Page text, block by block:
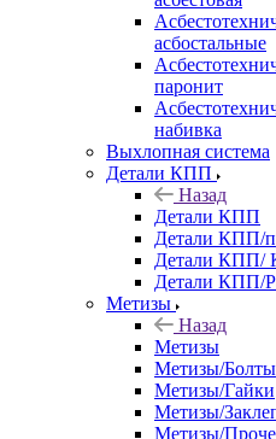
асбостальные
паронит
набивка
Выхлопная система
Детали КПП
Назад
Детали КПП
Детали КПП/
Детали КПП/
Детали КПП/
Метизы
Назад
Метизы
Метизы/Болты
Метизы/Гайки
Метизы/
Метизы/